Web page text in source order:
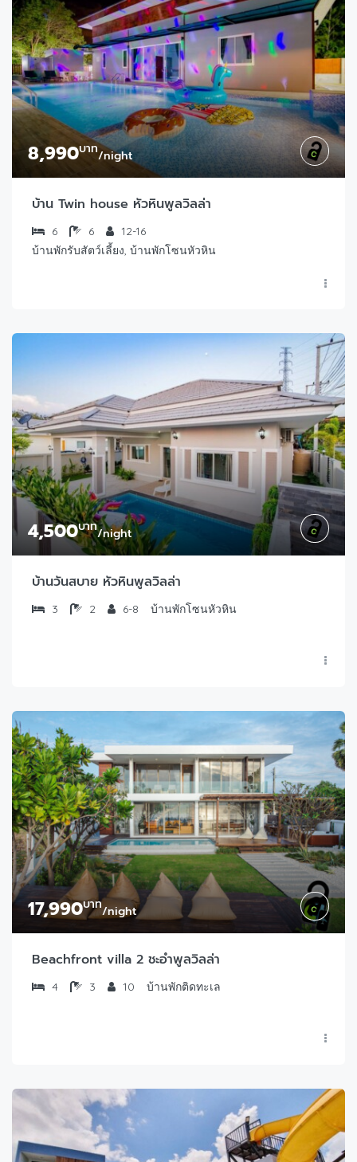
8,990บาท/night
บ้าน Twin house หัวหินพูลวิลล่า
6 6
12-16
บ้านพักรับสัตว์เลี้ยง, บ้านพักโซนหัวหิน
4,500บาท/night
บ้านวันสบาย หัวหินพูลวิลล่า
3 2 6-8 บ้านพักโซนหัวหิน
17,990บาท/night
Beachfront villa 2 ชะอำพูลวิลล่า
4 3 10 บ้านพักติดทะเล